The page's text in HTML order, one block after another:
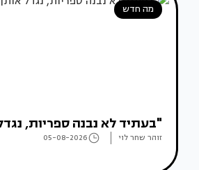
מה חדש
"בעתיד לא נבנה ספריות,
זוהר שחר לוי 05-08-2026